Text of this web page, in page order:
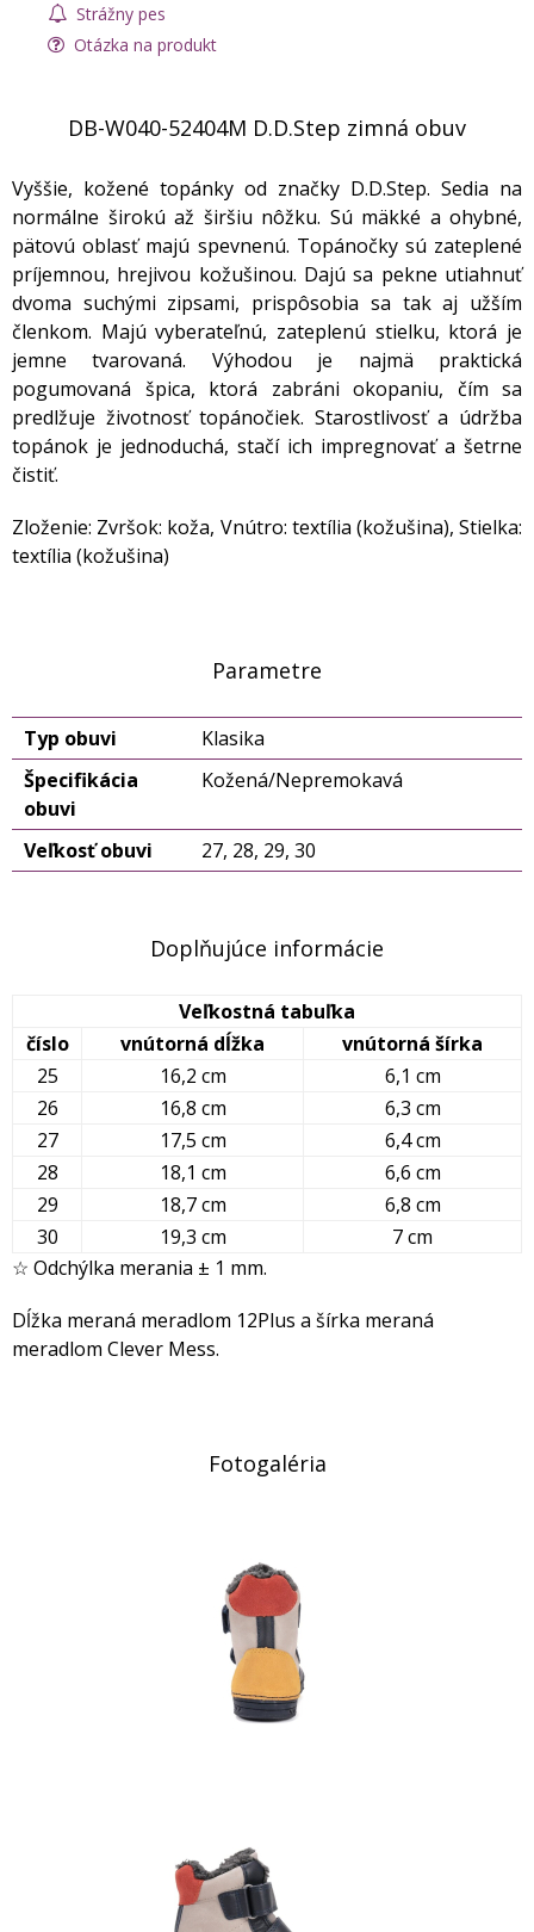
Strážny pes
Otázka na produkt
DB-W040-52404M D.D.Step zimná obuv
Vyššie, kožené topánky od značky D.D.Step. Sedia na
normálne širokú až širšiu nôžku. Sú mäkké a ohybné,
pätovú oblasť majú spevnenú. Topánočky sú zateplené
príjemnou, hrejivou kožušinou. Dajú sa pekne utiahnuť
dvoma suchými zipsami, prispôsobia sa tak aj užším
členkom. Majú vyberateľnú, zateplenú stielku, ktorá je
jemne tvarovaná. Výhodou je najmä praktická
pogumovaná špica, ktorá zabráni okopaniu, čím sa
predlžuje životnosť topánočiek. Starostlivosť a údržba
topánok je jednoduchá, stačí ich impregnovať a šetrne
čistiť.
Zloženie: Zvršok: koža, Vnútro: textília (kožušina), Stielka:
textília (kožušina)
Parametre
Typ obuvi
Klasika
Špecifikácia
obuvi
Kožená/Nepremokavá
Veľkosť obuvi 27, 28, 29, 30
Doplňujúce informácie
Veľkostná tabuľka
číslo
vnútorná dĺžka
vnútorná šírka
25
16,2 cm
6,1 cm
26
16,8 cm
6,3 cm
27
17,5 cm
6,4 cm
28
18,1 cm
6,6 cm
29
18,7 cm
6,8 cm
30
19,3 cm
7 cm
☆ Odchýlka merania ± 1 mm.
Dĺžka meraná meradlom 12Plus a šírka meraná
meradlom Clever Mess.
Fotogaléria